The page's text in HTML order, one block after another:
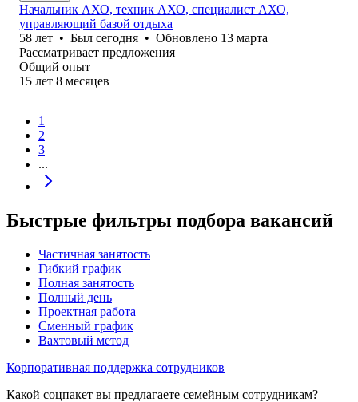
Начальник АХО, техник АХО, специалист АХО,
управляющий базой отдыха
58 лет • Был сегодня • Обновлено 13 марта
Рассматривает предложения
Общий опыт
15 лет 8 месяцев
1
2
3
...
Быстрые фильтры подбора вакансий
Частичная занятость
Гибкий график
Полная занятость
Полный день
Проектная работа
Сменный график
Вахтовый метод
Корпоративная поддержка сотрудников
Какой соцпакет вы предлагаете семейным сотрудникам?